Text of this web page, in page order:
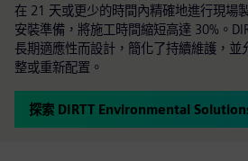
在 21 天或更少的時間內精確地進行現場
安裝準備，將施工時間縮短高達 30%。
長期適應性而設計，簡化了持續維護，並
整或重新配置。
探索 DIRTT Environmental